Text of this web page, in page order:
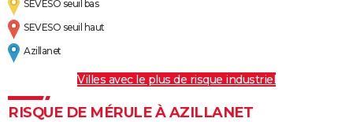
SEVESO seuil bas
SEVESO seuil haut
Azillanet
Villes avec le plus de risque industriel
RISQUE DE MÉRULE À AZILLANET